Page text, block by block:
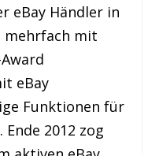
eBay Händler in
mehrfach mit
eBay
Funktionen für
2012 zog